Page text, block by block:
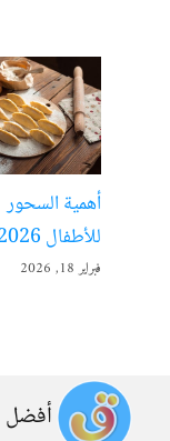
أهمية السحور
للأطفال 2026
فبراير 18, 2026
أفضل